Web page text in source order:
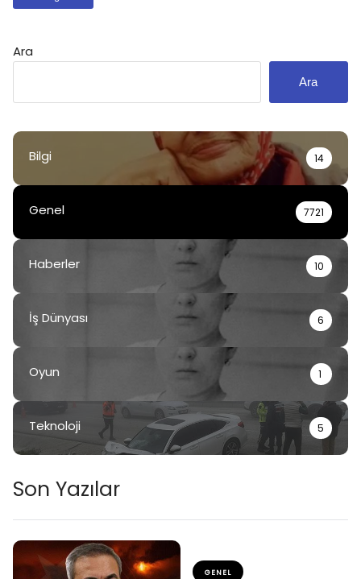
Ara
Ara
Bilgi 14
Genel 7721
Haberler 10
İş Dünyası 6
Oyun 1
Teknoloji 5
Son Yazılar
GENEL